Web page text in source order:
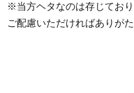
※当方ヘタなのは存じてお
ご配慮いただければありがた